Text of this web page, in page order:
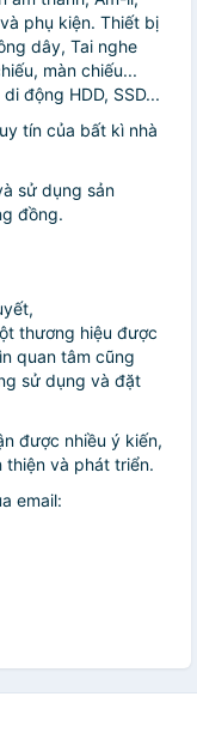
phụ kiện. Thiết bị
dây, Tai nghe
màn chiếu...
động HDD, SSD...
tín của bất kì nhà
sử dụng sản
đồng.
thương hiệu được
quan tâm cũng
sử dụng và đặt
được nhiều ý kiến,
và phát triển.
email: